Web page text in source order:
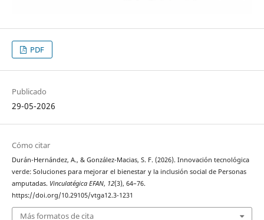
PDF
Publicado
29-05-2026
Cómo citar
Durán-Hernández, A., & González-Macias, S. F. (2026). Innovación tecnológica
verde: Soluciones para mejorar el bienestar y la inclusión social de Personas
amputadas. Vinculatégica EFAN, 12(3), 64–76.
https://doi.org/10.29105/vtga12.3-1231
Más formatos de cita